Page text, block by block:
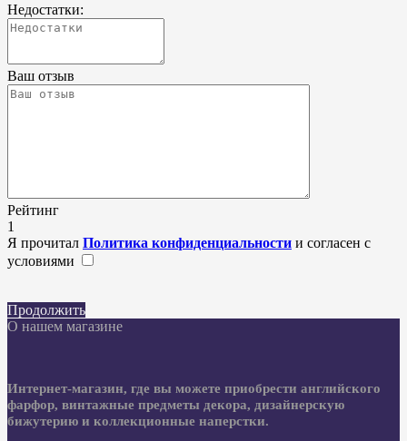
Недостатки:
Ваш отзыв
Рейтинг
1
Я прочитал Политика конфиденциальности и согласен с
условиями
Продолжить
О нашем магазине
Интернет-магазин, где вы можете приобрести английского
фарфор, винтажные предметы декора, дизайнерскую
бижутерию и коллекционные наперстки.